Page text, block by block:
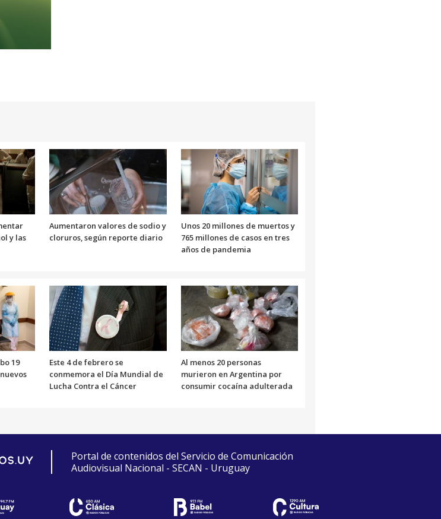
y las
Aumentaron valores de sodio y
cloruros, según reporte diario
Unos 20 millones de muertos y
765 millones de casos en tres
años de pandemia
19
Este 4 de febrero se
conmemora el Día Mundial de
Lucha Contra el Cáncer
Al menos 20 personas
murieron en Argentina por
consumir cocaína adulterada
Portal de contenidos del Servicio de Comunicación
Audiovisual Nacional - SECAN - Uruguay